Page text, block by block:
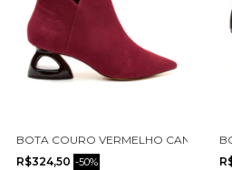
BOTA COURO VERMELHO CANO
R$324,50 -50%